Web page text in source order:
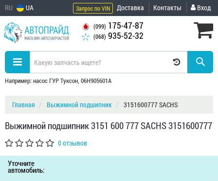
RU UA Запрос по VIN Доставка Контакты Вход
(099) 175-47-87
(068) 935-52-32
Например: насос ГУР Туксон, 06H905601A
Главная Выжимной подшипник 3151600777 SACHS
Выжимной подшипник 3151 600 777 SACHS 3151600777
0 отзывов
Уточните
автомобиль: